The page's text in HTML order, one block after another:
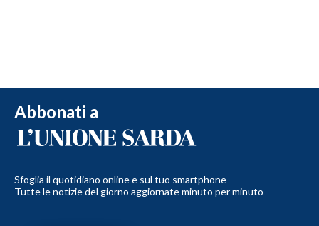
Abbonati a
Sfoglia il quotidiano online e sul tuo smartphone
Tutte le notizie del giorno aggiornate minuto per minuto